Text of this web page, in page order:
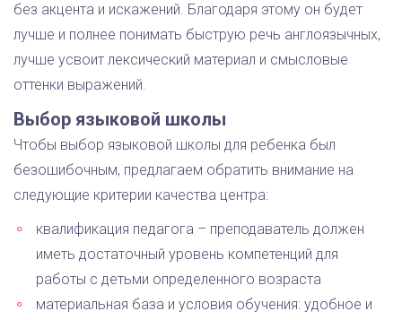
без акцента и искажений. Благодаря этому он будет
лучше и полнее понимать быструю речь англоязычных,
лучше усвоит лексический материал и смысловые
оттенки выражений.
Выбор языковой школы
Чтобы выбор языковой школы для ребенка был
безошибочным, предлагаем обратить внимание на
следующие критерии качества центра:
квалификация педагога – преподаватель должен
иметь достаточный уровень компетенций для
работы с детьми определенного возраста
материальная база и условия обучения: удобное и